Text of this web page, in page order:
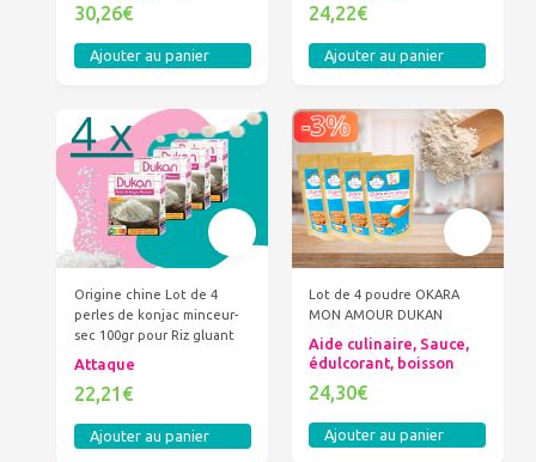
30,26€
Ajouter au panier
24,22€
Ajouter au panier
Origine chine Lot de 4
perles de konjac minceur-
sec 100gr pour Riz gluant
Attaque
22,21€
Ajouter au panier
Lot de 4 poudre OKARA
MON AMOUR DUKAN
Aide culinaire, Sauce,
édulcorant, boisson
24,30€
Ajouter au panier